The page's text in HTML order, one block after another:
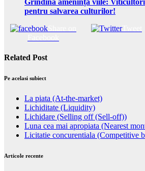
pentru salvarea culturilor!
Tweet
Related Post
Pe acelasi subiect
La piata (At-the-market)
Lichiditate (Liquidity)
Lichidare (Selling off (Sell-off))
Luna cea mai apropiata (Nearest
Licitatie concurentiala (Competitive
Articole recente